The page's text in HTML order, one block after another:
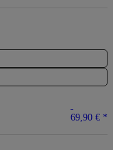
69,90 € *